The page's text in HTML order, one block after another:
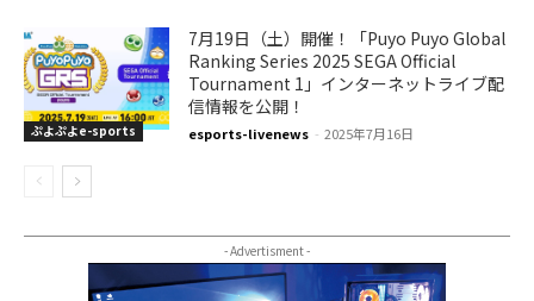
ぷよぷよe-sports
7月19日（土）開催！「Puyo Puyo Global
Ranking Series 2025 SEGA Official
Tournament 1」インターネットライブ配
信情報を公開！
esports-livenews - 2025年7月16日
- Advertisment -